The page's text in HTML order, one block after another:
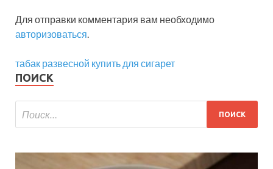
Для отправки комментария вам необходимо
авторизоваться.
табак развесной купить для сигарет
ПОИСК